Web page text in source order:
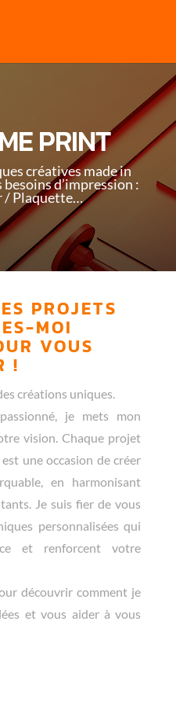
PRINT
créatives made in
d’impression :
/ Plaquette…
PROJETS
MOI
VOUS
!
créations uniques.
je mets mon
vision. Chaque projet
une occasion de créer
en harmonisant
Je suis fier de vous
personnalisées qui
et renforcent votre
découvrir comment je
et vous aider à vous